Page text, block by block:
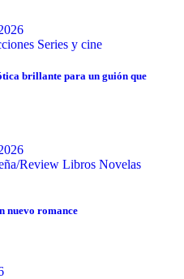
Series y cine
brillante para un guión que
Review Libros Novelas
nuevo romance